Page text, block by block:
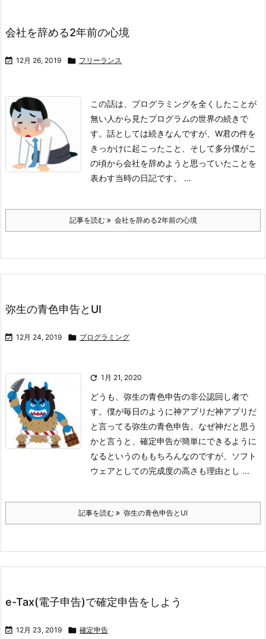
会社を辞める2年前の心境
 12月 26, 2019  フリーランス
この話は、プログラミングを全くしたことが
無い人から見たプログラムの世界の続きで
す。話としては続きなんですが、W君の件を
きっかけに起こったこと、そして多分僕がこ
の頃から会社を辞めようと思っていたことを
表わす当時の日記です。
...
記事を読む 会社を辞める2年前の心境
弥生の青色申告とUI
 12月 24, 2019  プログラミング
 1月 21, 2020
どうも、弥生の青色申告の非公認回し者で
す。僕が毎日のように神アプリだ神アプリだ
と言ってる弥生の青色申告。なぜ神だと思う
かと言うと、確定申告が簡単にできるように
なるというのももちろんなのですが、ソフト
ウェアとしての完成度の高さも理由とし ...
記事を読む 弥生の青色申告とUI
e-Tax(電子申告)で確定申告をしよう
 12月 23, 2019  確定申告